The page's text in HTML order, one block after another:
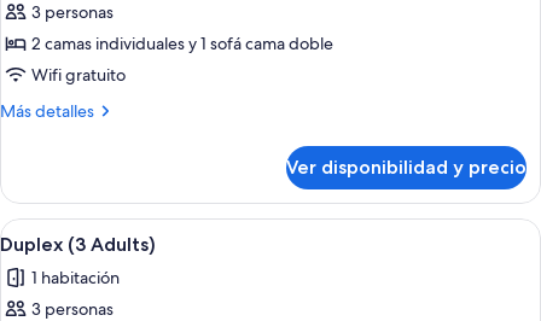
fotos
de
Duplex
(2
1
child)
3 personas
2 camas individuales y 1 sofá cama doble
Wifi gratuito
Más detalles
Más
(2
Adults
and
child)
Ver disponibilidad y precio
Ver
todas
las
fotos
Minibar, caja de seguridad en la
6
Duplex (3 Adults)
1 habitación
3 personas